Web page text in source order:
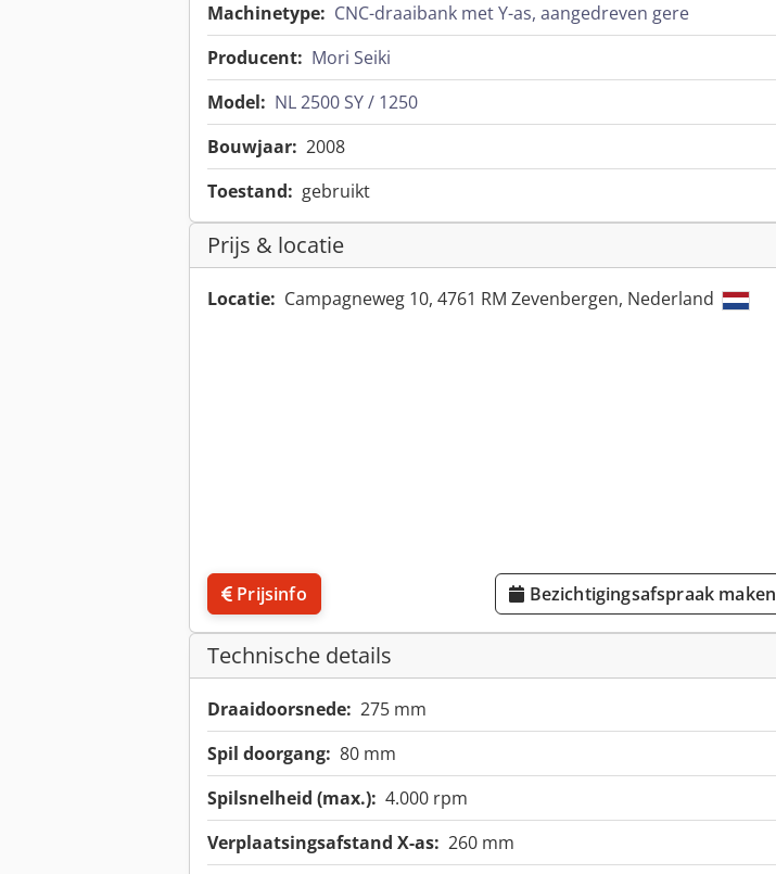
Machinetype: CNC-draaibank met Y-as, aangedreven gere
Producent: Mori Seiki
Model: NL 2500 SY / 1250
Bouwjaar: 2008
Toestand: gebruikt
Prijs & locatie
Locatie: Campagneweg 10, 4761 RM Zevenbergen, Nederland
Prijsinfo Bezichtigingsafspraak maken
Technische details
Draaidoorsnede: 275 mm
Spil doorgang: 80 mm
Spilsnelheid (max.): 4.000 rpm
Verplaatsingsafstand X-as: 260 mm